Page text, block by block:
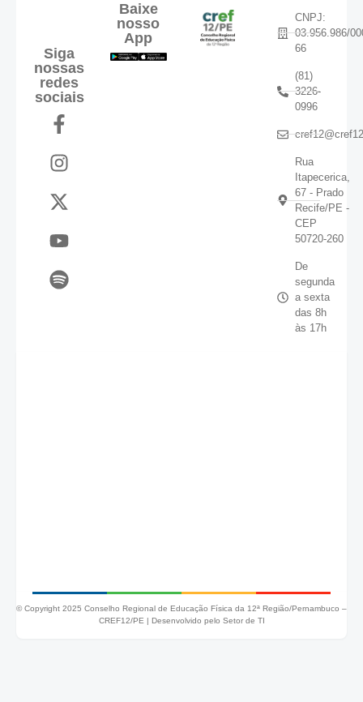
Siga
nossas
redes
sociais
Baixe
nosso
App
CNPJ:
03.956.986/
66
(81)
3226-
0996
Rua
Itapecerica,
67 - Prado
Recife/PE -
CEP
50720-260
De
segunda
a sexta
das 8h
às 17h
© Copyright 2025 Conselho Regional de Educação Física da 12ª Região/Pernambuco –
CREF12/PE | Desenvolvido pelo Setor de TI